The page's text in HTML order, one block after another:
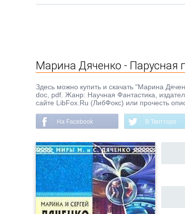
Марина Дяченко - Парусная
Здесь можно купить и скачать "Марина
doc, pdf. Жанр: Научная Фантастика,
сайте LibFox.Ru (ЛибФокс) или прочесть
На Facebook В Твиттере